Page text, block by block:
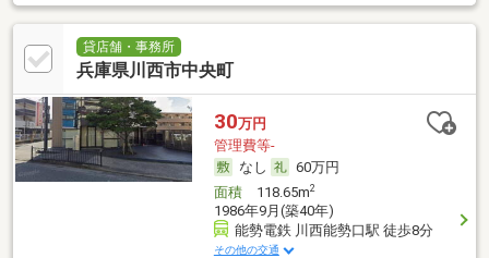
貸店舗・事務所
兵庫県川西市中央町
30万円
管理費等-
なし
60万円
面積118.65m2
1986年9月(築40年)
能勢電鉄 川西能勢口駅 徒歩8分
その他の交通